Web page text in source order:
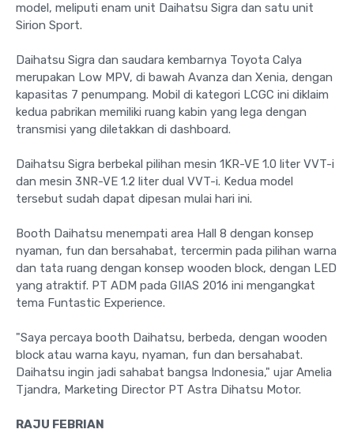
model, meliputi enam unit Daihatsu Sigra dan satu unit
Sirion Sport.
Daihatsu Sigra dan saudara kembarnya Toyota Calya
merupakan Low MPV, di bawah Avanza dan Xenia, dengan
kapasitas 7 penumpang. Mobil di kategori LCGC ini diklaim
kedua pabrikan memiliki ruang kabin yang lega dengan
transmisi yang diletakkan di dashboard.
Daihatsu Sigra berbekal pilihan mesin 1KR-VE 1.0 liter VVT-i
dan mesin 3NR-VE 1.2 liter dual VVT-i. Kedua model
tersebut sudah dapat dipesan mulai hari ini.
Booth Daihatsu menempati area Hall 8 dengan konsep
nyaman, fun dan bersahabat, tercermin pada pilihan warna
dan tata ruang dengan konsep wooden block, dengan LED
yang atraktif. PT ADM pada GIIAS 2016 ini mengangkat
tema Funtastic Experience.
"Saya percaya booth Daihatsu, berbeda, dengan wooden
block atau warna kayu, nyaman, fun dan bersahabat.
Daihatsu ingin jadi sahabat bangsa Indonesia," ujar Amelia
Tjandra, Marketing Director PT Astra Dihatsu Motor.
RAJU FEBRIAN